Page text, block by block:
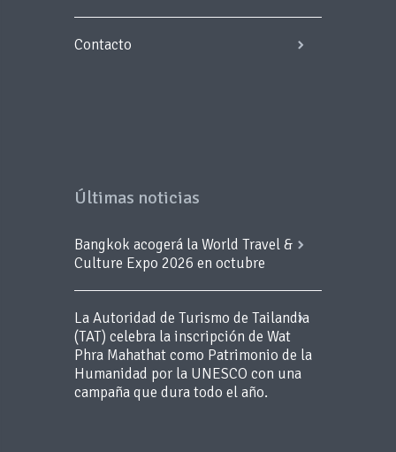
Contacto
Últimas noticias
Bangkok acogerá la World Travel &
Culture Expo 2026 en octubre
La Autoridad de Turismo de Tailandia
(TAT) celebra la inscripción de Wat
Phra Mahathat como Patrimonio de la
Humanidad por la UNESCO con una
campaña que dura todo el año.